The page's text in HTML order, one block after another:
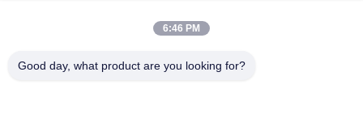
제품 카테고리
소비자 솔리드 스테이트 드라이
DDR 메모리
6:46 PM
Good day, what product are you looking for?